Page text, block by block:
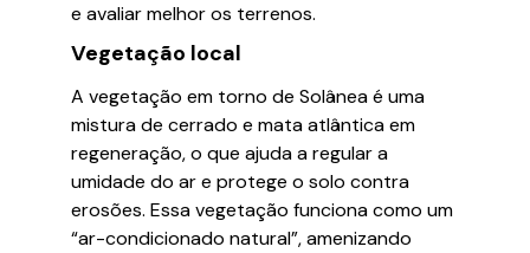
e avaliar melhor os terrenos.
Vegetação local
A vegetação em torno de Solânea é uma
mistura de cerrado e mata atlântica em
regeneração, o que ajuda a regular a
umidade do ar e protege o solo contra
erosões. Essa vegetação funciona como um
“ar-condicionado natural”, amenizando